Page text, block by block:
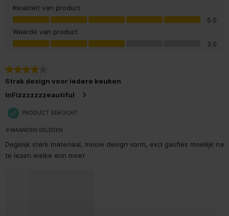
Kwaliteit van product
Kwaliteit van product, 5.0 van 5
5.0
Waarde van product
Waarde van product, 3.0 van 5
3.0
4 van 5 sterren.
Strak design voor iedere keuken
InFizzzzzzzeautiful
PRODUCT GEKOCHT
9 MAANDEN GELEDEN
Degelijk sterk materiaal, mooie design vorm, excl gasfles moeilijk na
te lezen welke erin moet